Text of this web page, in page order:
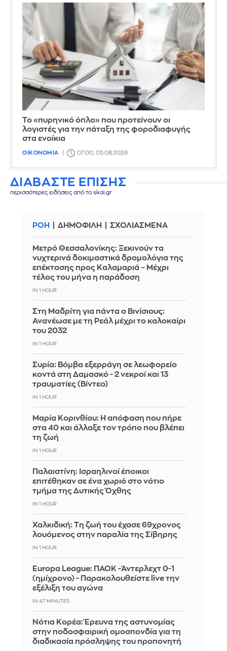
Το «πυρηνικό όπλο» που προτείνουν οι
λογιστές για την πάταξη της φοροδιαφυγής
στα ενοίκια
ΟΙΚΟΝΟΜΙΑ 07:00, 05.08.2026
ΔΙΑΒΑΣΤΕ ΕΠΙΣΗΣ
περισσότερες ειδήσεις από το skai.gr
ΡΟΗ ΔΗΜΟΦΙΛΗ ΣΧΟΛΙΑΣΜΕΝΑ
Μετρό Θεσσαλονίκης: Ξεκινούν τα
νυχτερινά δοκιμαστικά δρομολόγια της
επέκτασης προς Καλαμαριά – Μέχρι
τέλος του μήνα η παράδοση
IN 1 HOUR
Στη Μαδρίτη για πάντα ο Βινίσιους:
Ανανέωσε με τη Ρεάλ μέχρι το καλοκαίρι
του 2032
IN 1 HOUR
Συρία: Βόμβα εξερράγη σε λεωφορείο
κοντά στη Δαμασκό - 2 νεκροί και 13
τραυματίες (Βίντεο)
IN 1 HOUR
Μαρία Κορινθίου: Η απόφαση που πήρε
στα 40 και άλλαξε τον τρόπο που βλέπει
τη ζωή
IN 1 HOUR
Παλαιστίνη: Ισραηλινοί έποικοι
επιτέθηκαν σε ένα χωριό στο νότιο
τμήμα της Δυτικής Όχθης
IN 1 HOUR
Χαλκιδική: Τη ζωή του έχασε 69χρονος
λουόμενος στην παραλία της Σίβηρης
IN 1 HOUR
Europa League: ΠΑΟΚ -Άντερλεχτ 0-1
(ημίχρονο) - Παρακολουθείστε live την
εξέλιξη του αγώνα
IN 47 MINUTES
Νότια Κορέα: Έρευνα της αστυνομίας
στην ποδοσφαιρική ομοσπονδία για τη
διαδικασία πρόσληψης του προπονητή